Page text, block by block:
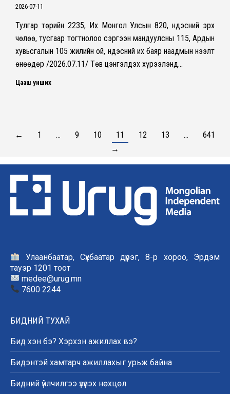
2026-07-11
Тулгар төрийн 2235, Их Монгол Улсын 820, Үндэсний эрх
чөлөө, тусгаар тогтнолоо сэргээн мандуулсны 115, Ардын
хувьсгалын 105 жилийн ой, Үндэсний их баяр наадмын нээлт
өнөөдөр /2026.07.11/ Төв цэнгэлдэх хүрээлэнд…
Цааш унших
← 1 … 9 10 11 12 13 …
641
→
Улаанбаатар, Сүхбаатар дүүрэг, 8-р хороо, Эрдэм
тауэр 1201 тоот
medee@urug.mn
7600 2244
БИДНИЙ ТУХАЙ
Бид хэн бэ? Хэрхэн ажиллах вэ?
Бидэнтэй хамтарч ажиллахыг урьж байна
Бидний үйлчилгээ үзүүлэх нөхцөл